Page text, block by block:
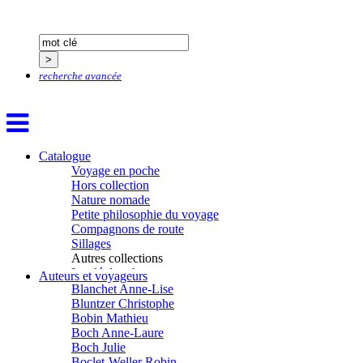
recherche avancée
Catalogue
Voyage en poche
Hors collection
Nature nomade
Petite philosophie du voyage
Compagnons de route
Sillages
Autres collections
La clé des champs
Chemins d’étoiles
Visions
Auteurs et voyageurs
Balhi Jamel
Bardon Frédérique
Barnagaud Jean-Yves
Bastide Fabien
Bellec Hervé
Belleville Régis
Benestar Géraldine
Benoist Yann
Bertrand Jordane
Bertrandy Antoine
Bezsonov Youri
Bideau Michel-Cosme
Billard Yannick
Blanchet Anne-Lise
Bluntzer Christophe
Bobin Mathieu
Boch Anne-Laure
Boch Julie